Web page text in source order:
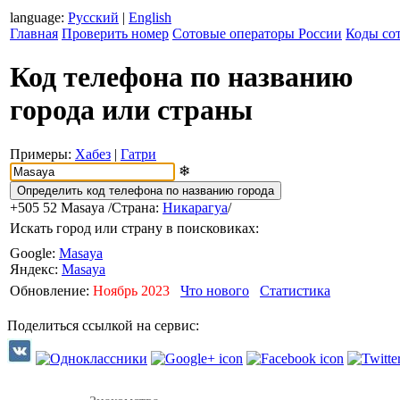
language: Русский | English
Главная Проверить номер Сотовые операторы России Коды
Код телефона по названию
города или страны
Примеры: Хабез | Гатри
❄
+505 52 Masaya /Страна: Никарагуа/
Искать город или страну в поисковиках:
Google: Masaya
Яндекс: Masaya
Обновление: Ноябрь 2023 Что нового Статистика
Поделиться ссылкой на сервис: